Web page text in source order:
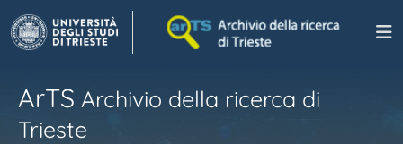
ArTS Archivio della ricerca di
Trieste